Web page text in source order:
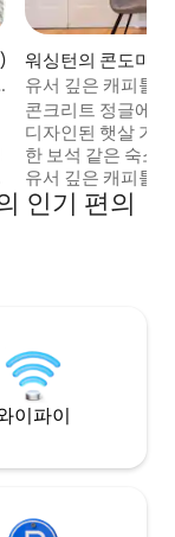
점 만점), 후기 171
워싱턴의 콘도미니
유서 깊은 캐피톨
아파트
콘크리트 정글에
디자인된 햇살 가
한 보석 같은 숙소
유서 깊은 캐피톨
타운하우스인 더
마세요. 숙소 전체를 단독으로 사용하실 수
바와 레스토랑에
있습니다.
인기 편의
이파이